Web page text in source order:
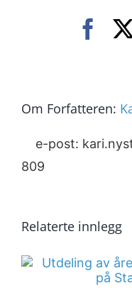
Om Forfatteren:
e-post:
809
Relaterte innlegg